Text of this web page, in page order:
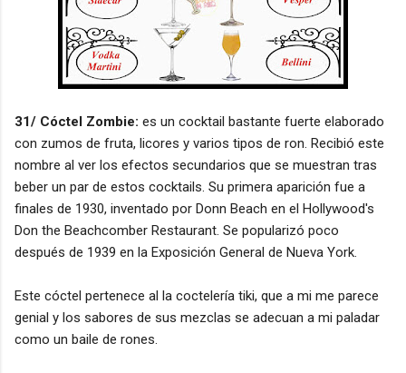
31/ Cóctel Zombie: es un cocktail bastante fuerte elaborado
con zumos de fruta, licores y varios tipos de ron. Recibió este
nombre al ver los efectos secundarios que se muestran tras
beber un par de estos cocktails. Su primera aparición fue a
finales de 1930, inventado por Donn Beach en el Hollywood's
Don the Beachcomber Restaurant. Se popularizó poco
después de 1939 en la Exposición General de Nueva York.
Este cóctel pertenece al la coctelería tiki, que a mi me parece
genial y los sabores de sus mezclas se adecuan a mi paladar
como un baile de rones.